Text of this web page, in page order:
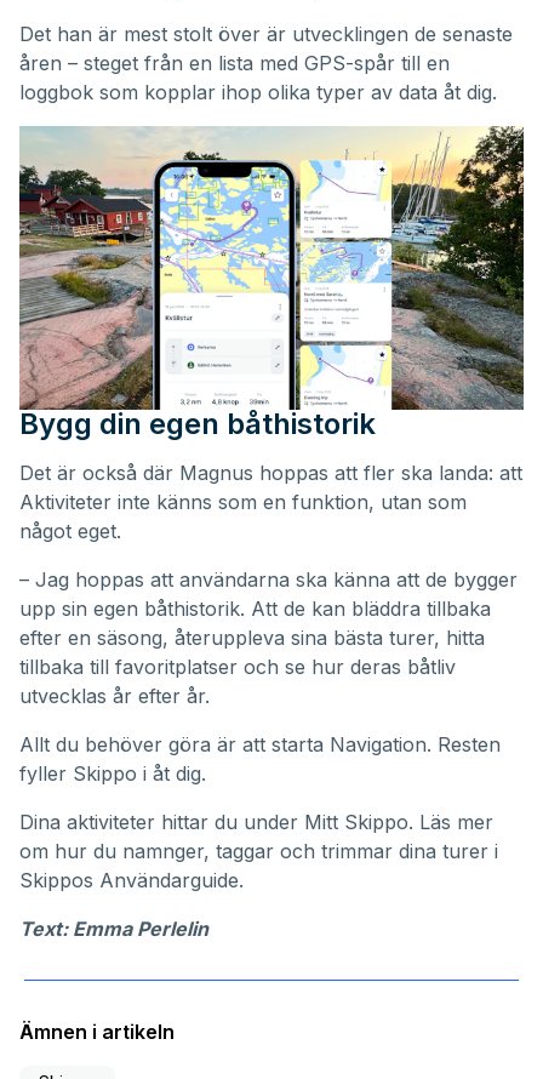
Det han är mest stolt över är utvecklingen de senaste
åren – steget från en lista med GPS-spår till en
loggbok som kopplar ihop olika typer av data åt dig.
Bygg din egen båthistorik
Det är också där Magnus hoppas att fler ska landa: att
Aktiviteter inte känns som en funktion, utan som
något eget.
– Jag hoppas att användarna ska känna att de bygger
upp sin egen båthistorik. Att de kan bläddra tillbaka
efter en säsong, återuppleva sina bästa turer, hitta
tillbaka till favoritplatser och se hur deras båtliv
utvecklas år efter år.
Allt du behöver göra är att starta Navigation. Resten
fyller Skippo i åt dig.
Dina aktiviteter hittar du under Mitt Skippo. Läs mer
om hur du namnger, taggar och trimmar dina turer i
Skippos Användarguide.
Text: Emma Perlelin
Ämnen i artikeln